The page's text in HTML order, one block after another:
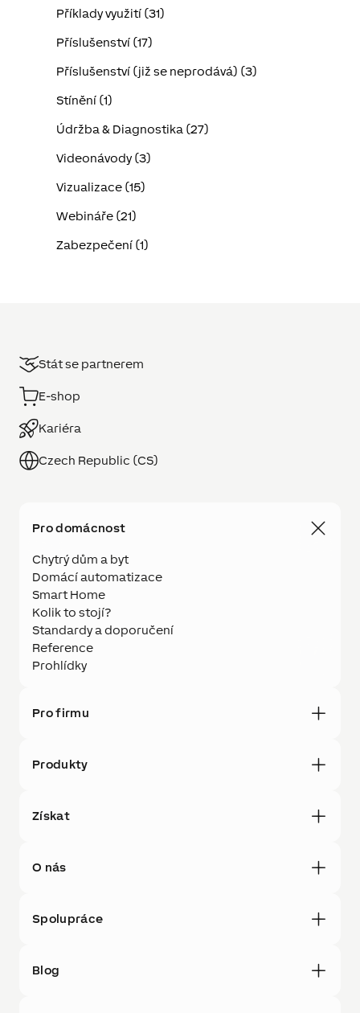
Příklady využití (31)
Příslušenství (17)
Příslušenství (již se neprodává) (3)
Stínění (1)
Údržba & Diagnostika (27)
Videonávody (3)
Vizualizace (15)
Webináře (21)
Zabezpečení (1)
Stát se partnerem
E-shop
Kariéra
Czech Republic (CS)
Pro domácnost
Chytrý dům a byt
Domácí automatizace
Smart Home
Kolik to stojí?
Standardy a doporučení
Reference
Prohlídky
Pro firmu
Produkty
Získat
O nás
Spolupráce
Blog